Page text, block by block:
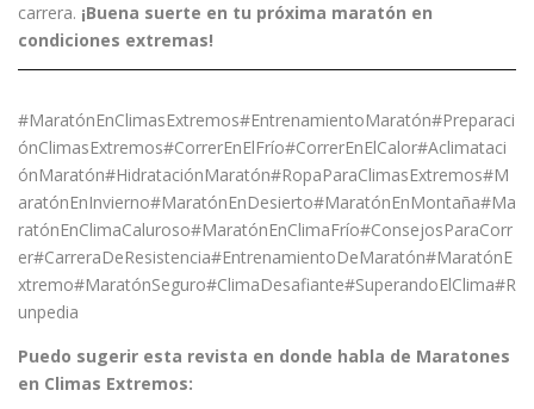
carrera. ¡Buena suerte en tu próxima maratón en
condiciones extremas!
#MaratónEnClimasExtremos#EntrenamientoMaratón#Preparaci
ónClimasExtremos#CorrerEnElFrío#CorrerEnElCalor#Aclimataci
ónMaratón#HidrataciónMaratón#RopaParaClimasExtremos#M
aratónEnInvierno#MaratónEnDesierto#MaratónEnMontaña#Ma
ratónEnClimaCaluroso#MaratónEnClimaFrío#ConsejosParaCorr
er#CarreraDeResistencia#EntrenamientoDeMaratón#MaratónE
xtremo#MaratónSeguro#ClimaDesafiante#SuperandoElClima#R
unpedia
Puedo sugerir esta revista en donde habla de Maratones
en Climas Extremos: